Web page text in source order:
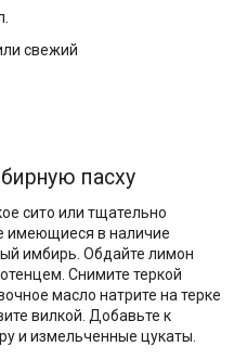
свежий
пасху
сито или тщательно
имеющиеся в наличие
имбирь. Обдайте лимон
Снимите теркой
масло натрите на терке
вилкой. Добавьте к
и измельченные цукаты.